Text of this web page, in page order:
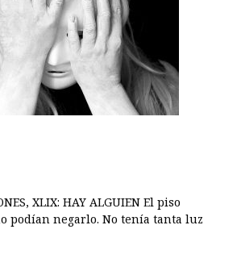
XLIX: HAY ALGUIEN El piso
podían negarlo. No tenía tanta luz